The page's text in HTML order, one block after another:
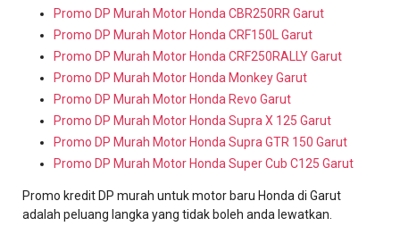
Promo DP Murah Motor Honda CBR250RR Garut
Promo DP Murah Motor Honda CRF150L Garut
Promo DP Murah Motor Honda CRF250RALLY Garut
Promo DP Murah Motor Honda Monkey Garut
Promo DP Murah Motor Honda Revo Garut
Promo DP Murah Motor Honda Supra X 125 Garut
Promo DP Murah Motor Honda Supra GTR 150 Garut
Promo DP Murah Motor Honda Super Cub C125 Garut
Promo kredit DP murah untuk motor baru Honda di Garut
adalah peluang langka yang tidak boleh anda lewatkan.